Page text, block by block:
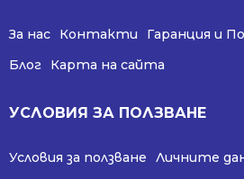
За нас Контакти Гаранция и
Блог
Карта на сайта
УСЛОВИЯ ЗА ПОЛЗВАНЕ
Условия за ползване Личните